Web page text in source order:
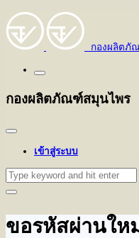
กองผลิตภั
กองผลิตภัณฑ์สมุนไพร
เข้าสู่ระบบ
ขอรหัสผ่านให